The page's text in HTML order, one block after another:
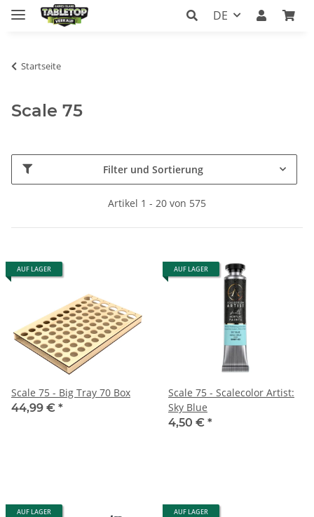
DE
Startseite
Scale 75
Filter und Sortierung
Artikel 1 - 20 von 575
AUF LAGER
Scale 75 - Big Tray 70 Box
44,99 € *
AUF LAGER
Scale 75 - Scalecolor Artist:
Sky Blue
4,50 € *
AUF LAGER AUF LAGER